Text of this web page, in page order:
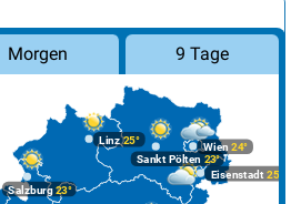
Morgen 9 Tage
Linz25°
Salzburg23°
Wien 24°
Eisenstadt 25°
Sankt Pölten 23°